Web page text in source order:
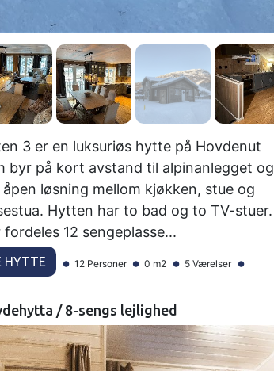
3 er en luksuriøs hytte på Hovdenut
byr på kort avstand til alpinanlegget og
løsning mellom kjøkken, stue og
Hytten har to bad og to TV-stuer.
fordeles 12 sengeplasse...
HYTTE 12 Personer 0 m2 5 Værelser
/ 8-sengs lejlighed